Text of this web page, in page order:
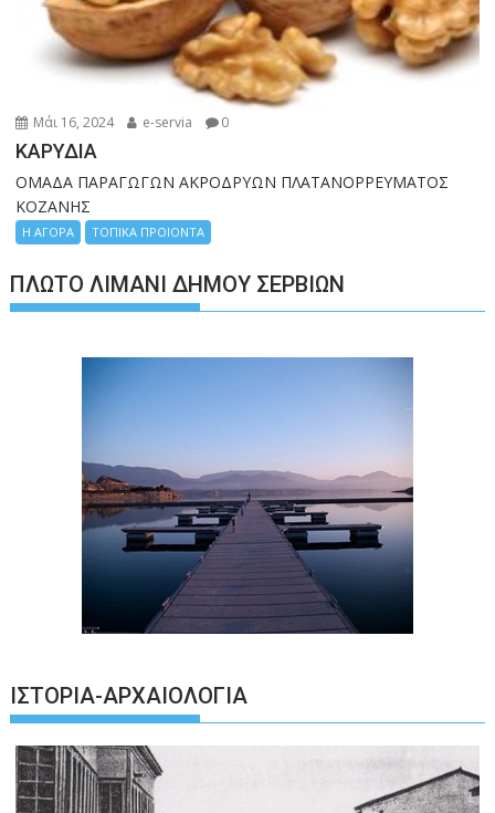
Μάι 16, 2024 e-servia 0
ΚΑΡΥΔΙΑ
ΟΜΑΔΑ ΠΑΡΑΓΩΓΩΝ ΑΚΡΟΔΡΥΩΝ ΠΛΑΤΑΝΟΡΡΕΥΜΑΤΟΣ
ΚΟΖΑΝΗΣ
Η ΑΓΟΡΑ ΤΟΠΙΚΑ ΠΡΟΙΟΝΤΑ
ΠΛΩΤΌ ΛΙΜΆΝΙ ΔΉΜΟΥ ΣΕΡΒΊΩΝ
ΙΣΤΟΡΊΑ-ΑΡΧΑΙΟΛΟΓΊΑ